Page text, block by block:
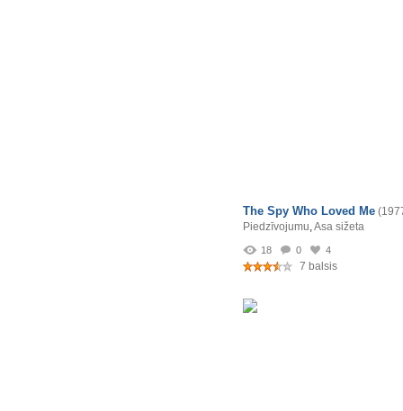
The Spy Who Loved Me
Piedzīvojumu,Asa sižeta
18 0 4
7 balsis